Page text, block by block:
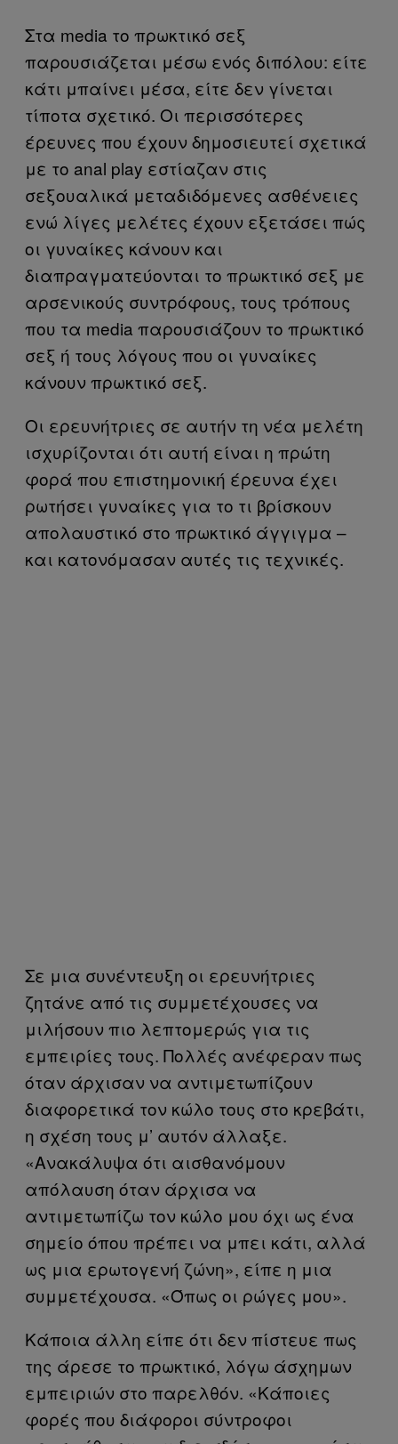
Στα media το πρωκτικό σεξ
παρουσιάζεται μέσω ενός διπόλου: είτε
κάτι μπαίνει μέσα, είτε δεν γίνεται
τίποτα σχετικό. Οι περισσότερες
έρευνες που έχουν δημοσιευτεί σχετικά
με το anal play εστίαζαν στις
σεξουαλικά μεταδιδόμενες ασθένειες
ενώ λίγες μελέτες έχουν εξετάσει πώς
οι γυναίκες κάνουν και
διαπραγματεύονται το πρωκτικό σεξ με
αρσενικούς συντρόφους, τους τρόπους
που τα media παρουσιάζουν το πρωκτικό
σεξ ή τους λόγους που οι γυναίκες
κάνουν πρωκτικό σεξ.
Οι ερευνήτριες σε αυτήν τη νέα μελέτη
ισχυρίζονται ότι αυτή είναι η πρώτη
φορά που επιστημονική έρευνα έχει
ρωτήσει γυναίκες για το τι βρίσκουν
απολαυστικό στο πρωκτικό άγγιγμα –
και κατονόμασαν αυτές τις τεχνικές.
Σε μια συνέντευξη οι ερευνήτριες
ζητάνε από τις συμμετέχουσες να
μιλήσουν πιο λεπτομερώς για τις
εμπειρίες τους. Πολλές ανέφεραν πως
όταν άρχισαν να αντιμετωπίζουν
διαφορετικά τον κώλο τους στο κρεβάτι,
η σχέση τους μ’ αυτόν άλλαξε.
«Ανακάλυψα ότι αισθανόμουν
απόλαυση όταν άρχισα να
αντιμετωπίζω τον κώλο μου όχι ως ένα
σημείο όπου πρέπει να μπει κάτι, αλλά
ως μια ερωτογενή ζώνη», είπε η μια
συμμετέχουσα. «Όπως οι ρώγες μου».
Κάποια άλλη είπε ότι δεν πίστευε πως
της άρεσε το πρωκτικό, λόγω άσχημων
εμπειριών στο παρελθόν. «Κάποιες
φορές που διάφοροι σύντροφοι